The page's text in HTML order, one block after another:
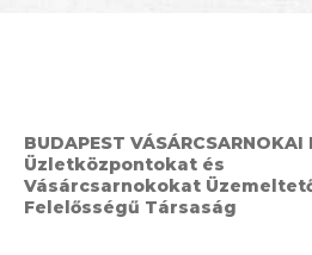
BUDAPEST
Üzletközpontokat és
Vásárcsarnokokat
Felelősségű Társaság